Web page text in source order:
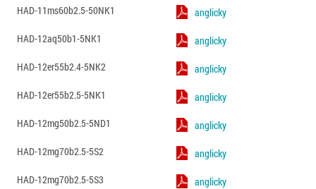
HAD-11ms60b2.5-50NK1
anglicky
HAD-12aq50b1-5NK1
anglicky
HAD-12er55b2.4-5NK2
anglicky
HAD-12er55b2.5-5NK1
anglicky
HAD-12mg50b2.5-5ND1
anglicky
HAD-12mg70b2.5-5S2
anglicky
HAD-12mg70b2.5-5S3
anglicky